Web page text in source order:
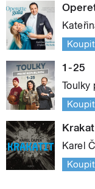
Koupit
1-25
Toulky
Koupit
Karel
Koupit